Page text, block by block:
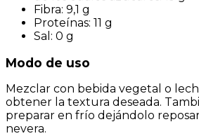
Fibra: 9,1 g
Proteínas: 11 g
Sal: 0 g
Modo de uso
Mezclar con bebida vegetal o
obtener la textura deseada.
preparar en frío dejándolo
nevera.